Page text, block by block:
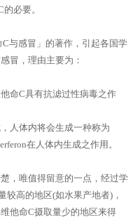
必要。
与感冒」的著作，引起各国学
冒，理由主要为：
命C具有抗滤过性病毒之作
人体内将会生成一种称为
在人体内生成之作用。
，唯值得留意的一点，经过学
较高的地区(如水果产地者)，
他命C摄取量少的地区来得